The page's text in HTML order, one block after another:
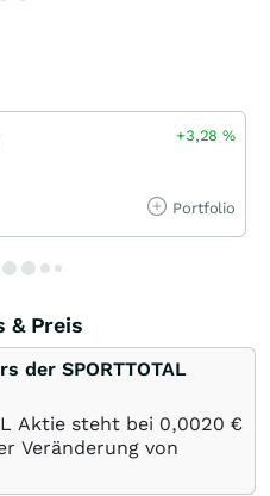
+3,28%
Portfolio
& Preis
der SPORTTOTAL
Aktie steht bei 0,0020 €
Veränderung von